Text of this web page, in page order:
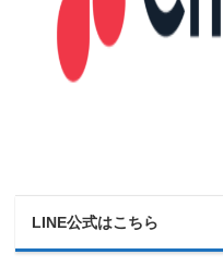
LINE公式はこちら